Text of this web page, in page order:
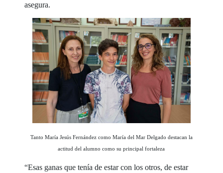
asegura.
Tanto María Jesús Fernández como María del Mar Delgado destacan la
actitud del alumno como su principal fortaleza
“Esas ganas que tenía de estar con los otros, de estar